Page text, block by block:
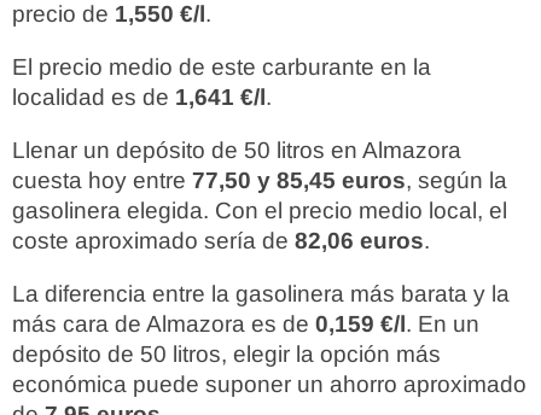
precio de 1,550 €/l.
El precio medio de este carburante en la
localidad es de 1,641 €/l.
Llenar un depósito de 50 litros en Almazora
cuesta hoy entre 77,50 y 85,45 euros, según la
gasolinera elegida. Con el precio medio local, el
coste aproximado sería de 82,06 euros.
La diferencia entre la gasolinera más barata y la
más cara de Almazora es de 0,159 €/l. En un
depósito de 50 litros, elegir la opción más
económica puede suponer un ahorro aproximado